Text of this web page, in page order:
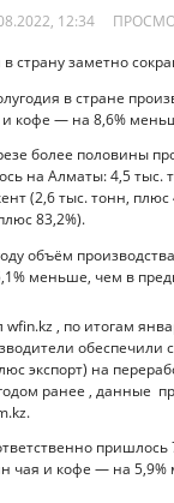
12:34
страну заметно
в стране
и кофе — на 8,6%
более половины
на Алматы: 4,5 тыс.
(2,6 тыс. тонн, плюс
83,2%).
объём
меньше, чем в
, по итогам
обеспечили
экспорт) на
ранее , данные
пришлось
чая и кофе — на